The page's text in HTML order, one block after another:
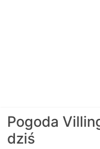
Pogoda
dziś